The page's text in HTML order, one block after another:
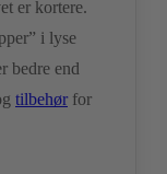
er kortere.
i lyse
bedre end
tilbehør for